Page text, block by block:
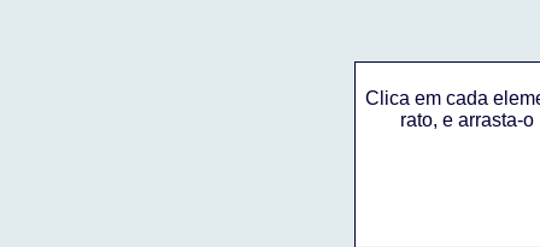
Clica em cada
rato, e arrasta-